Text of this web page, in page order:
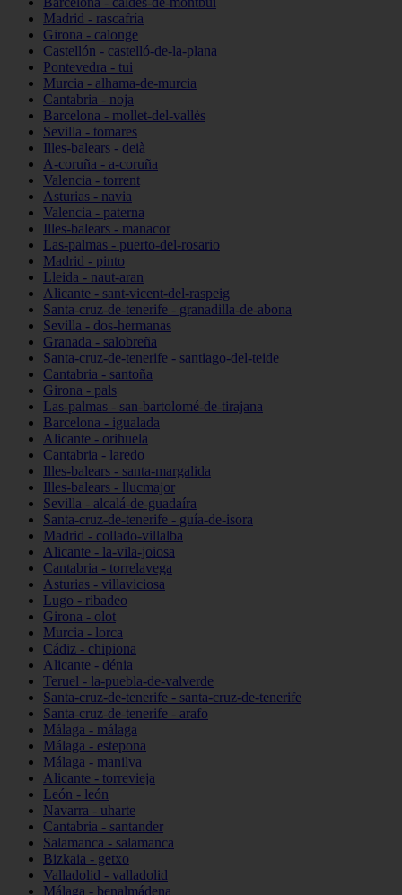
Madrid - rascafría
Girona - calonge
Castellón - castelló-de-la-plana
Pontevedra - tui
Murcia - alhama-de-murcia
Cantabria - noja
Barcelona - mollet-del-vallès
Sevilla - tomares
Illes-balears - deià
A-coruña - a-coruña
Valencia - torrent
Asturias - navia
Valencia - paterna
Illes-balears - manacor
Las-palmas - puerto-del-rosario
Madrid - pinto
Lleida - naut-aran
Alicante - sant-vicent-del-raspeig
Santa-cruz-de-tenerife - granadilla-de-abona
Sevilla - dos-hermanas
Granada - salobreña
Santa-cruz-de-tenerife - santiago-del-teide
Cantabria - santoña
Girona - pals
Las-palmas - san-bartolomé-de-tirajana
Barcelona - igualada
Alicante - orihuela
Cantabria - laredo
Illes-balears - santa-margalida
Illes-balears - llucmajor
Sevilla - alcalá-de-guadaíra
Santa-cruz-de-tenerife - guía-de-isora
Madrid - collado-villalba
Alicante - la-vila-joiosa
Cantabria - torrelavega
Asturias - villaviciosa
Lugo - ribadeo
Girona - olot
Murcia - lorca
Cádiz - chipiona
Alicante - dénia
Teruel - la-puebla-de-valverde
Santa-cruz-de-tenerife - santa-cruz-de-tenerife
Santa-cruz-de-tenerife - arafo
Málaga - málaga
Málaga - estepona
Málaga - manilva
Alicante - torrevieja
León - león
Navarra - uharte
Cantabria - santander
Salamanca - salamanca
Bizkaia - getxo
Valladolid - valladolid
Málaga - benalmádena